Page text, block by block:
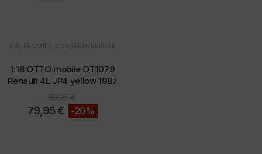
1:18 RENAULT SONDERANGEBOTE
1:18 OTTO mobile OT1079
Renault 4L JP4 yellow 1987
99,95€
79,95€ -20%